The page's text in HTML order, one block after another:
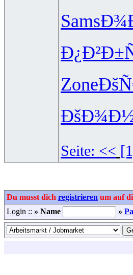
Sams
Zone
Seite: <<
Du musst dich registrieren um auf
Login :: » Name »